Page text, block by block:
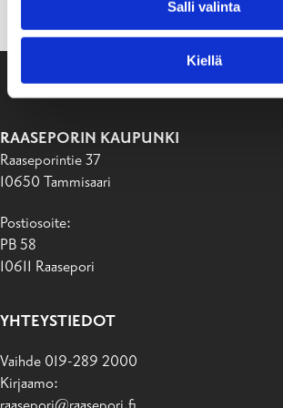
Salli valinta
Kiellä
RAASEPORIN KAUPUNKI
Raaseporintie 37
10650 Tammisaari
Postiosoite:
PB 58
10611 Raasepori
YHTEYSTIEDOT
Vaihde 019-289 2000
Kirjaamo: